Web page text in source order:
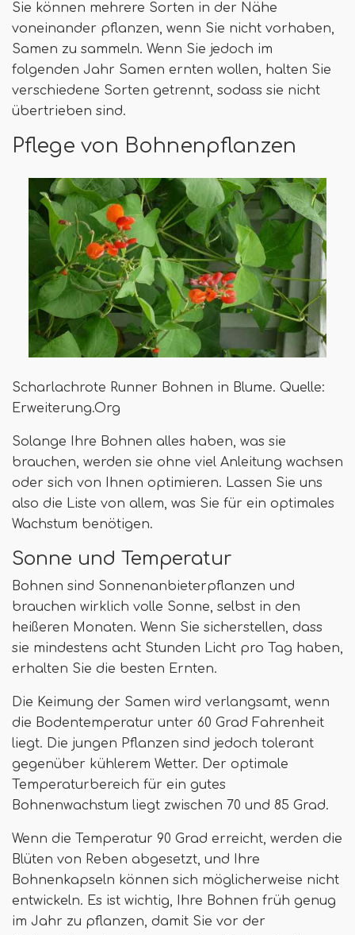
Sie können mehrere Sorten in der Nähe
voneinander pflanzen, wenn Sie nicht vorhaben,
Samen zu sammeln. Wenn Sie jedoch im
folgenden Jahr Samen ernten wollen, halten Sie
verschiedene Sorten getrennt, sodass sie nicht
übertrieben sind.
Pflege von Bohnenpflanzen
Scharlachrote Runner Bohnen in Blume. Quelle:
Erweiterung.Org
Solange Ihre Bohnen alles haben, was sie
brauchen, werden sie ohne viel Anleitung wachsen
oder sich von Ihnen optimieren. Lassen Sie uns
also die Liste von allem, was Sie für ein optimales
Wachstum benötigen.
Sonne und Temperatur
Bohnen sind Sonnenanbieterpflanzen und
brauchen wirklich volle Sonne, selbst in den
heißeren Monaten. Wenn Sie sicherstellen, dass
sie mindestens acht Stunden Licht pro Tag haben,
erhalten Sie die besten Ernten.
Die Keimung der Samen wird verlangsamt, wenn
die Bodentemperatur unter 60 Grad Fahrenheit
liegt. Die jungen Pflanzen sind jedoch tolerant
gegenüber kühlerem Wetter. Der optimale
Temperaturbereich für ein gutes
Bohnenwachstum liegt zwischen 70 und 85 Grad.
Wenn die Temperatur 90 Grad erreicht, werden die
Blüten von Reben abgesetzt, und Ihre
Bohnenkapseln können sich möglicherweise nicht
entwickeln. Es ist wichtig, Ihre Bohnen früh genug
im Jahr zu pflanzen, damit Sie vor der